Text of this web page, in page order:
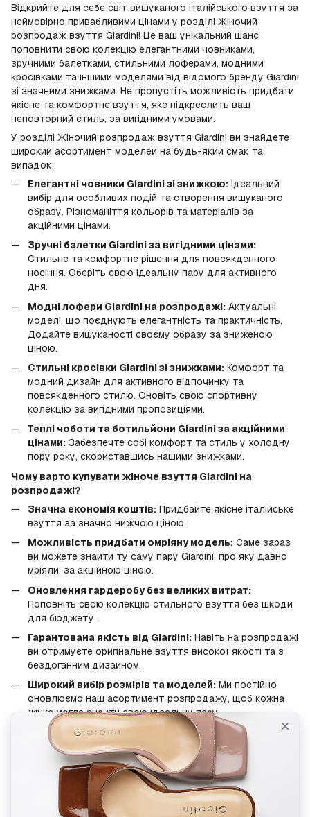
Відкрийте для себе світ вишуканого італійського взуття за
неймовірно привабливими цінами у розділі Жіночий
розпродаж взуття Giardini! Це ваш унікальний шанс
поповнити свою колекцію елегантними човниками,
зручними балетками, стильними лоферами, модними
кросівками та іншими моделями від відомого бренду Giardini
зі значними знижками. Не пропустіть можливість придбати
якісне та комфортне взуття, яке підкреслить ваш
неповторний стиль, за вигідними умовами.
У розділі Жіночий розпродаж взуття Giardini ви знайдете
широкий асортимент моделей на будь-який смак та
випадок:
Елегантні човники Giardini зі знижкою: Ідеальний
вибір для особливих подій та створення вишуканого
образу. Різноманіття кольорів та матеріалів за
акційними цінами.
Зручні балетки Giardini за вигідними цінами:
Стильне та комфортне рішення для повсякденного
носіння. Оберіть свою ідеальну пару для активного
дня.
Модні лофери Giardini на розпродажі: Актуальні
моделі, що поєднують елегантність та практичність.
Додайте вишуканості своєму образу за зниженою
ціною.
Стильні кросівки Giardini зі знижками: Комфорт та
модний дизайн для активного відпочинку та
повсякденного стилю. Оновіть свою спортивну
колекцію за вигідними пропозиціями.
Теплі чоботи та ботильйони Giardini за акційними
цінами: Забезпечте собі комфорт та стиль у холодну
пору року, скориставшись нашими знижками.
Чому варто купувати жіноче взуття Giardini на
розпродажі?
Значна економія коштів: Придбайте якісне італійське
взуття за значно нижчою ціною.
Можливість придбати омріяну модель: Саме зараз
ви можете знайти ту саму пару Giardini, про яку давно
мріяли, за акційною ціною.
Оновлення гардеробу без великих витрат:
Поповніть свою колекцію стильного взуття без шкоди
для бюджету.
Гарантована якість від Giardini: Навіть на розпродажі
ви отримуєте оригінальне взуття високої якості та з
бездоганним дизайном.
Широкий вибір розмірів та моделей: Ми постійно
оновлюємо наш асортимент розпродажу, щоб кожна
жінка могла знайти свою ідеальну пару.
Не втрачайте свій шанс! Перегляньте розділ Жіночий
розпродаж взуття Giardini прямо зараз та оберіть
елегантне та якісне взуття за неперевершеними цінами.
Подаруйте своїм ніжкам комфорт та стиль від Giardini,
скориставшись вигідними пропозиціями!
Жіночий розпродаж Giardini – ваша елегантність за